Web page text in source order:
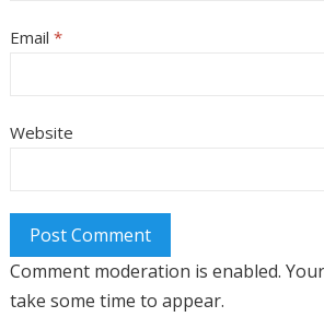
Email *
Website
Comment moderation is enabled.
take some time to appear.